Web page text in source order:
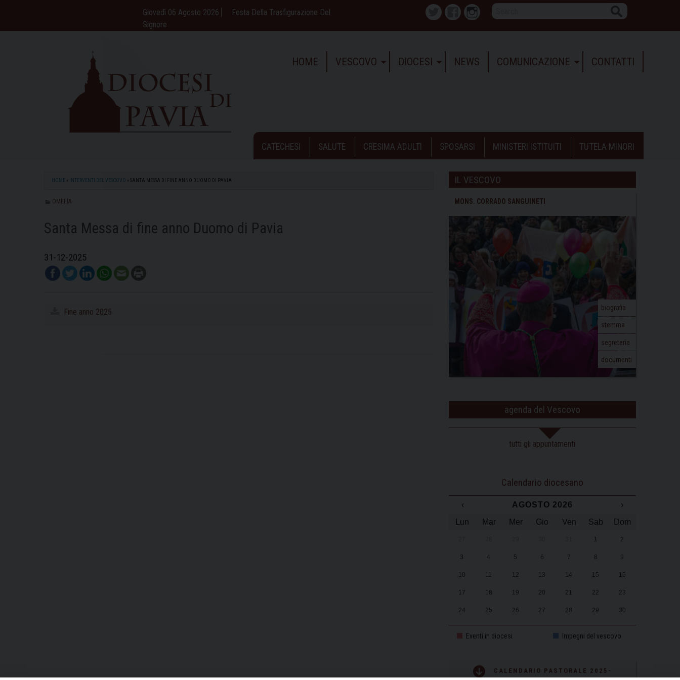
content
Giovedì 06 Agosto 2026
Festa Della Trasfigurazione Del
Signore
Twitter FacebookInstagram
HOME VESCOVO DIOCESI NEWS COMUNICAZIONE CONTATTI
CATECHESI SALUTE CRESIMA ADULTI SPOSARSI MINISTERI ISTITUITI TUTELA MINORI
HOME » INTERVENTI DEL VESCOVO » SANTA MESSA DI FINE ANNO DUOMO DI PAVIA
OMELIA
Santa Messa di fine anno Duomo di Pavia
31-12-2025
Fine anno 2025
IL VESCOVO
MONS. CORRADO SANGUINETI
biografia
stemma
segreteria
documenti
agenda del Vescovo
tutti gli appuntamenti
Calendario diocesano
‹ AGOSTO 2026
›
Lun
Mar Mer Gio Ven Sab Dom
1 2
3 4 5 6 7 8 9
10 11 12 13 14 15 16
17 18 19 20 21 22 23
24 25 26 27 28 29 30
Eventi in diocesi Impegni del vescovo
CALENDARIO PASTORALE 2025-